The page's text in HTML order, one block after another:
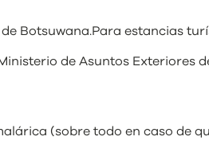
Botsuwana.Para estancias
de Asuntos Exteriores
(sobre todo en caso de